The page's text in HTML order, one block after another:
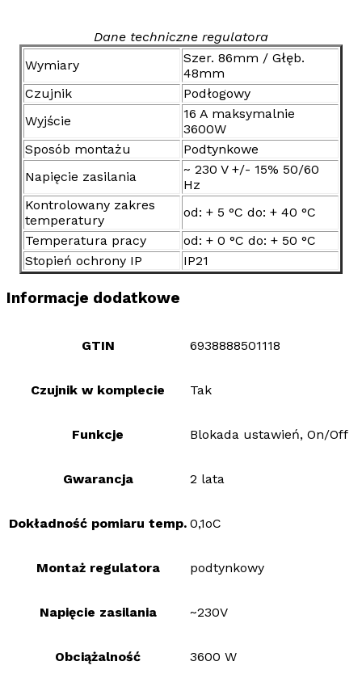
Dane techniczne regulatora
Wymiary
Szer. 86mm / Głęb.
48mm
Czujnik
Podłogowy
Wyjście
16 A maksymalnie
3600W
Sposób montażu
Podtynkowe
Napięcie zasilania
~ 230 V +/- 15% 50/60
Hz
Kontrolowany zakres
temperatury
od: + 5 °C do: + 40 °C
Temperatura pracy
od: + 0 °C do: + 50 °C
Stopień ochrony IP
IP21
Informacje dodatkowe
GTIN 6938888501118
Czujnik w komplecie Tak
Funkcje Blokada ustawień, On/Off
Gwarancja 2 lata
Dokładność pomiaru temp. 0,1oC
Montaż regulatora podtynkowy
Napięcie zasilania ~230V
Obciążalność 3600 W